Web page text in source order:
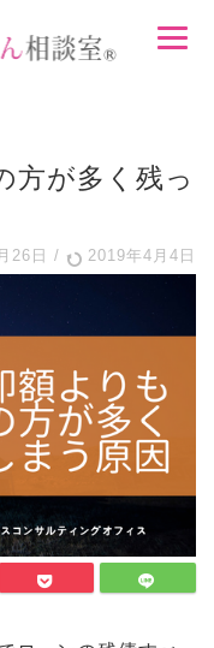
方が多く残っ
26日 / 2019年4月4日